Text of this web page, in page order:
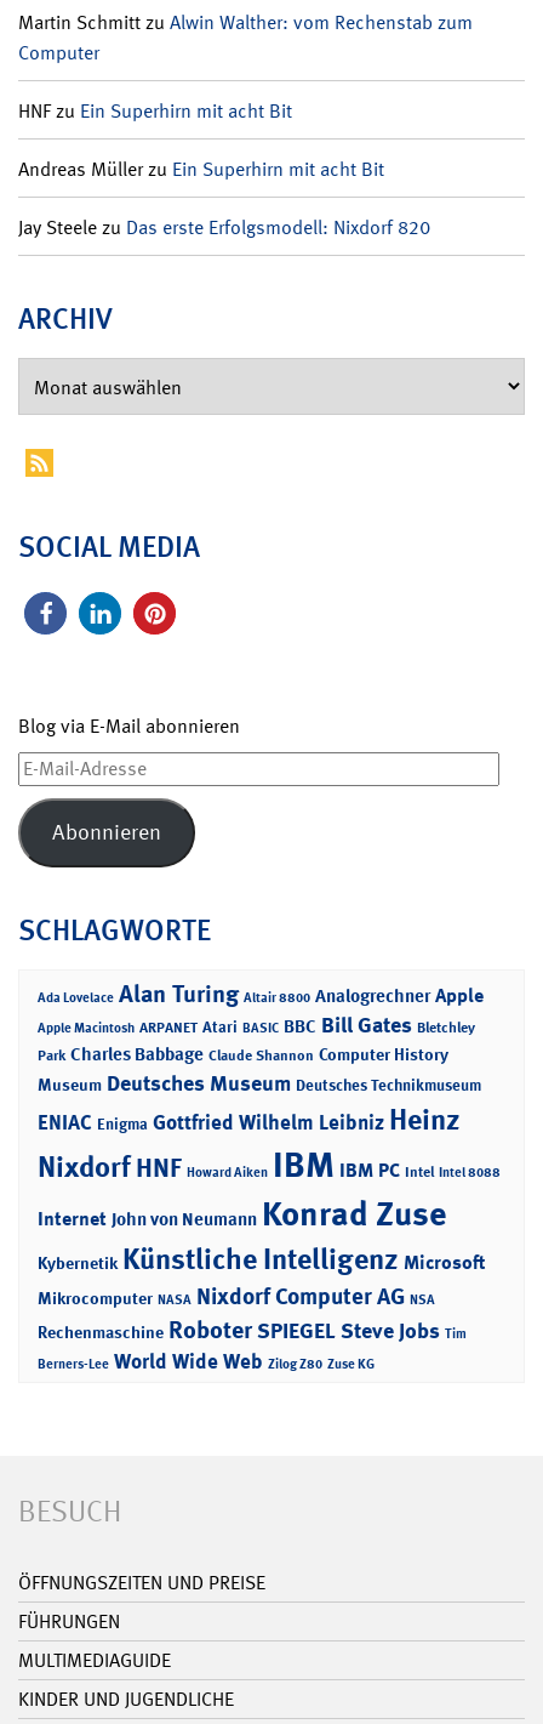
Martin Schmittzu Alwin Walther: vom Rechenstab zum
Computer
HNFzu Ein Superhirn mit acht Bit
Andreas Müllerzu Ein Superhirn mit acht Bit
Jay Steelezu Das erste Erfolgsmodell: Nixdorf 820
ARCHIV
SOCIAL MEDIA
Blog via E-Mail abonnieren
E-
Mail-
Adresse
Abonnieren
SCHLAGWORTE
Ada Lovelace Alan Turing Altair 8800 Analogrechner Apple
Apple Macintosh ARPANET Atari BASIC BBC Bill Gates Bletchley
Park Charles Babbage Claude Shannon Computer History
Museum Deutsches Museum Deutsches Technikmuseum
ENIAC Enigma Gottfried Wilhelm Leibniz Heinz
NixdorfHNF Howard Aiken IBM IBM PC Intel Intel 8088
Internet John von Neumann Konrad Zuse
Kybernetik Künstliche Intelligenz Microsoft
Mikrocomputer NASA Nixdorf Computer AG NSA
Rechenmaschine RoboterSPIEGELSteve Jobs Tim
Berners-Lee World Wide Web Zilog Z80 Zuse KG
BESUCH
ÖFFNUNGSZEITEN UND PREISE
FÜHRUNGEN
MULTIMEDIAGUIDE
KINDER UND JUGENDLICHE